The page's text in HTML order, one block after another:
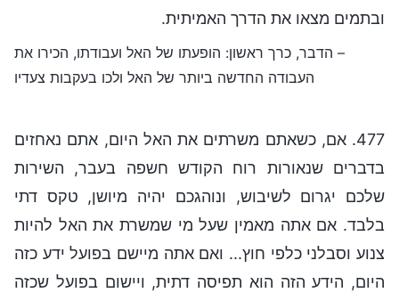
ובתמים מצאו את הדרך האמיתית.
– הדבר, כרך ראשון: הופעתו של האל ועבודתו, הכירו את
העבודה החדשה ביותר של האל ולכו בעקבות צעדיו
477. אם, כשאתם משרתים את האל היום, אתם נאחזים
בדברים שנאורות רוח הקודש חשפה בעבר, השירות
שלכם יגרום לשיבוש, ונוהגכם יהיה מיושן, טקס דתי
בלבד. אם אתה מאמין שעל מי שמשרת את האל להיות
צנוע וסבלני כלפי חוץ... ואם אתה מיישם בפועל ידע כזה
היום, הידע הזה הוא תפיסה דתית, ויישום בפועל שכזה